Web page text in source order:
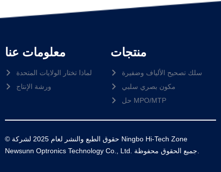
معلومات عنا
لماذا تختار الولايات المتحدة
ورشة الإنتاج
منتجات
سلك تصحيح الألياف وضفيرة
مكون بصري سلبي
حل MPO/MTP
© حقوق الطبع والنشر لعام 2025 لشركة Ningbo Hi-Tech Zone
Newsunn Optronics Technology Co., Ltd. جميع الحقوق محفوظة.